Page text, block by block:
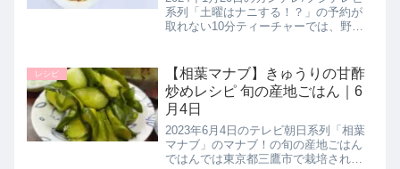
日
系列「土曜はナニする！？」の予約が
取れない10分ティーチャーでは、野菜
を手に入れる魔法のレシピとして冬に
食べたい美肌ゲット...
レシピ
【相葉マナブ】きゅうりの甘酢
炒めレシピ 旬の産地ごはん｜6
月4日
2023年6月4日のテレビ朝日系列「相葉
マナブ」のマナブ！の旬の産地ごはん
ではんでは東京都三鷹市で栽培されて